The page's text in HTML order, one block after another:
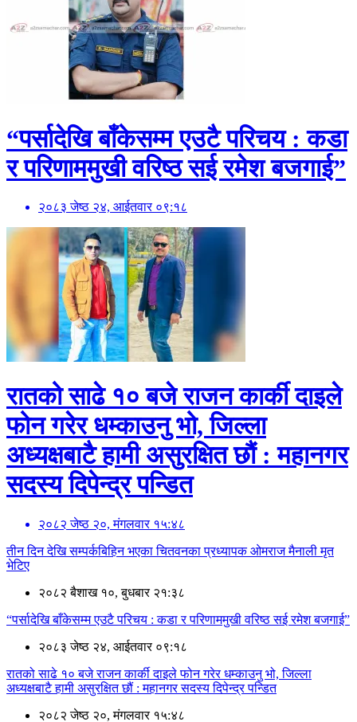
“पर्सादेखि बाँकेसम्म एउटै परिचय : कडा
र परिणाममुखी वरिष्ठ सई रमेश बजगाई”
२०८३ जेष्ठ २४, आईतवार ०९:१८
रातको साढे १० बजे राजन कार्की दाइले
फोन गरेर धम्काउनु भो, जिल्ला
अध्यक्षबाटै हामी असुरक्षित छौं : महानगर
सदस्य दिपेन्द्र पन्डित
२०८२ जेष्ठ २०, मंगलवार १५:४८
तीन दिन देखि सम्पर्कबिहिन भएका चितवनका प्रध्यापक ओमराज मैनाली मृत
भेटिए
२०८२ बैशाख १०, बुधबार २१:३८
“पर्सादेखि बाँकेसम्म एउटै परिचय : कडा र परिणाममुखी वरिष्ठ सई रमेश बजगाई”
२०८३ जेष्ठ २४, आईतवार ०९:१८
रातको साढे १० बजे राजन कार्की दाइले फोन गरेर धम्काउनु भो, जिल्ला
अध्यक्षबाटै हामी असुरक्षित छौं : महानगर सदस्य दिपेन्द्र पन्डित
२०८२ जेष्ठ २०, मंगलवार १५:४८